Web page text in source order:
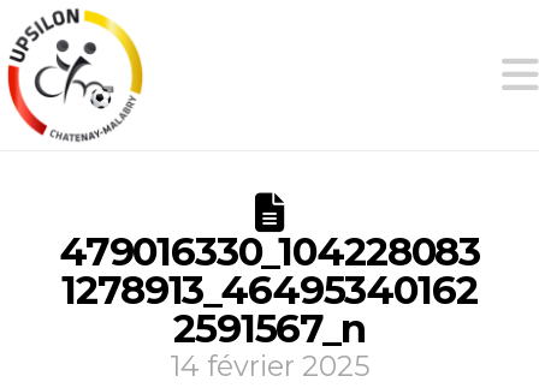
479016330_104228083
1278913_46495340162
2591567_n
14 février 2025